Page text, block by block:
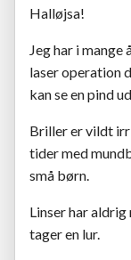
Halløjsa!
Jeg har i
laser operation
kan se en pind
Briller er vildt
tider med
små børn.
Linser har
tager en lur.